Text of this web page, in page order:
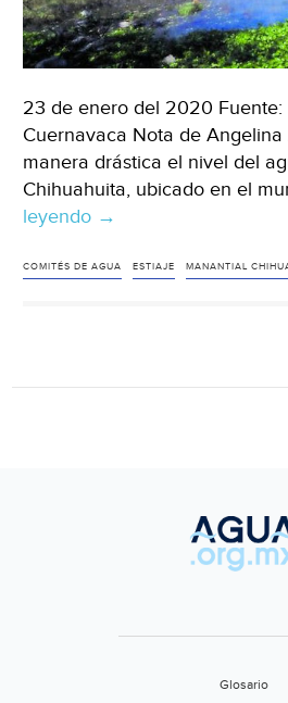
23 de enero del 2020 Fuente:
Cuernavaca Nota de
manera drástica el nivel del
Chihuahuita, ubicado en el
leyendo Morelos:
seca
Cuernavaca)
→
COMITÉS DE AGUA ESTIAJE MANANTIAL
Glosario